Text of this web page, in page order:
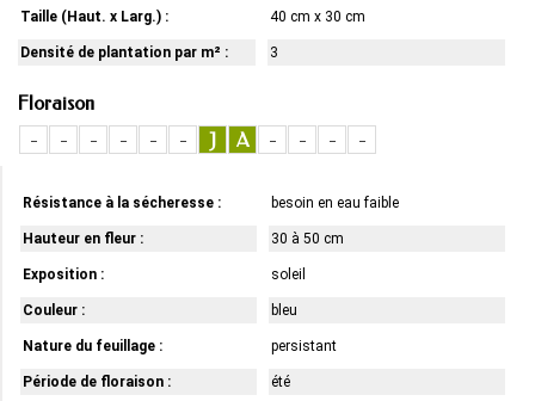
Taille (Haut. x Larg.) : 40 cm x 30 cm
Densité de plantation par m² : 3
Floraison
-
- - - - - J A - - - -
Résistance à la sécheresse : besoin en eau faible
Hauteur en fleur : 30 à 50 cm
Exposition : soleil
Couleur : bleu
Nature du feuillage : persistant
Période de floraison : été